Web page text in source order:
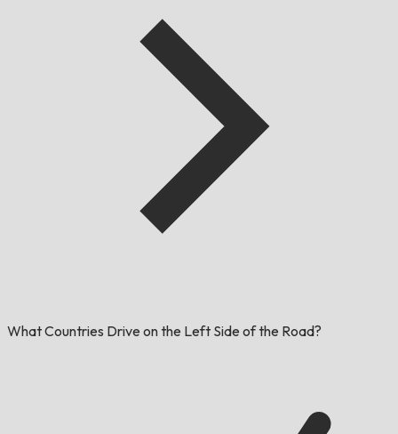
What Countries Drive on the Left Side of the Road?